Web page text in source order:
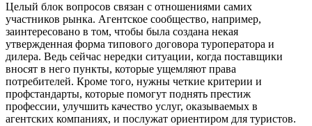
Целый блок вопросов связан с отношениями самих
участников рынка. Агентское сообщество, например,
заинтересовано в том, чтобы была создана некая
утвержденная форма типового договора туроператора и
дилера. Ведь сейчас нередки ситуации, когда поставщики
вносят в него пункты, которые ущемляют права
потребителей. Кроме того, нужны четкие критерии и
профстандарты, которые помогут поднять престиж
профессии, улучшить качество услуг, оказываемых в
агентских компаниях, и послужат ориентиром для туристов.